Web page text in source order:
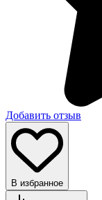
Добавить отзыв
В избранное